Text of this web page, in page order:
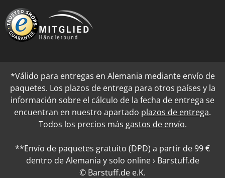
*Válido para entregas en Alemania mediante envío de
paquetes. Los plazos de entrega para otros países y la
información sobre el cálculo de la fecha de entrega se
encuentran en nuestro apartado plazos de entrega.
Todos los precios más gastos de envío.
**Envío de paquetes gratuito (DPD) a partir de 99 €
dentro de Alemania y solo online › Barstuff.de
© Barstuff.de e.K.